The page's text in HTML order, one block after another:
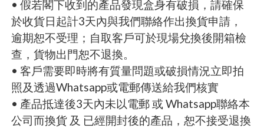
• 假若閣下收到的產品發現盒身有破損，請確保
於收貨日起計3天內與我們聯絡作出換貨申請，
逾期恕不受理；自取客戶可於現場兌換後開箱檢
查，貨物出門恕不退換。
• 客戶需要即時將有質量問題或破損情況立即拍
照及透過Whatsapp或電郵傳送給我們核實
• 產品抵達後3天內未以電郵 或 Whatsapp聯絡本
公司而換貨 及 已經開封後的產品，恕不接受退換